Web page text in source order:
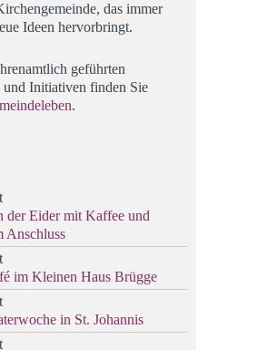
das immer
Ideen hervorbringt.
geführten
und Initiativen finden Sie
.
der Eider mit Kaffee und
Anschluss
im Kleinen Haus Brügge
in St. Johannis